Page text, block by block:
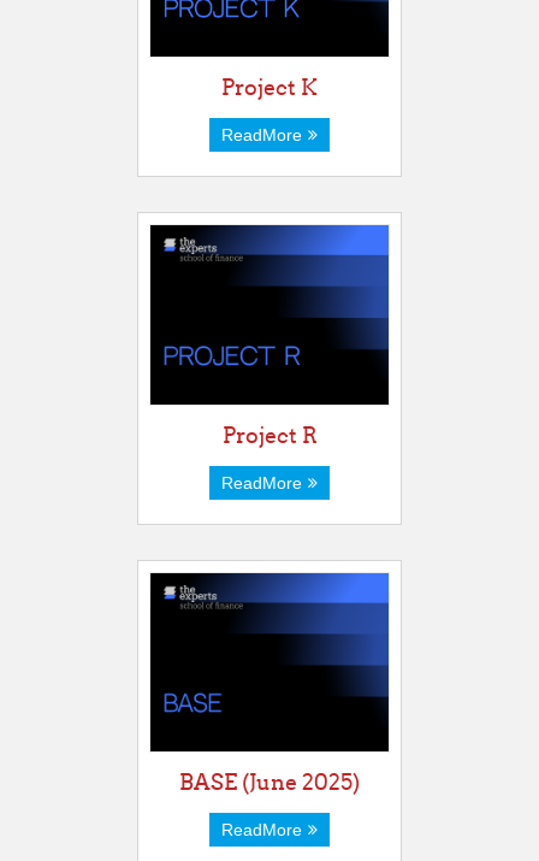
Project K
ReadMore
Project R
ReadMore
BASE (June 2025)
ReadMore